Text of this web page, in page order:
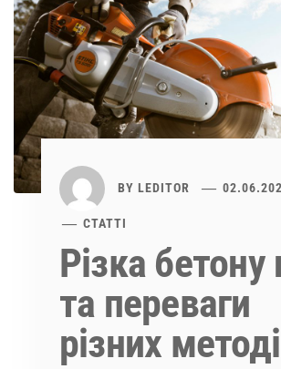
BY LEDITOR
СТАТТІ
Різка бетону
та переваги
різних